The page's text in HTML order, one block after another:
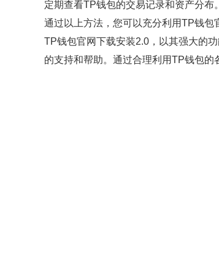
定期查看TP钱包的交易记录和资产分布
通过以上方法，您可以充分利用TP钱包
TP钱包官网下载安装2.0，以其强大的
的支持和帮助。通过合理利用TP钱包的